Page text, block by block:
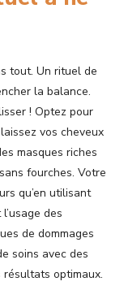
tout. Un rituel de
la balance.
! Optez pour
vos cheveux
masques riches
fourches. Votre
qu’en utilisant
des
de dommages
soins avec des
optimaux.